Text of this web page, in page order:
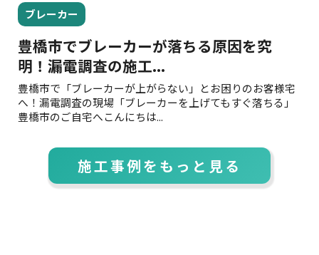
ブレーカー
豊橋市でブレーカーが落ちる原因を究
明！漏電調査の施工...
豊橋市で「ブレーカーが上がらない」とお困りのお客様宅
へ！漏電調査の現場「ブレーカーを上げてもすぐ落ちる」
豊橋市のご自宅へこんにちは...
施工事例をもっと見る